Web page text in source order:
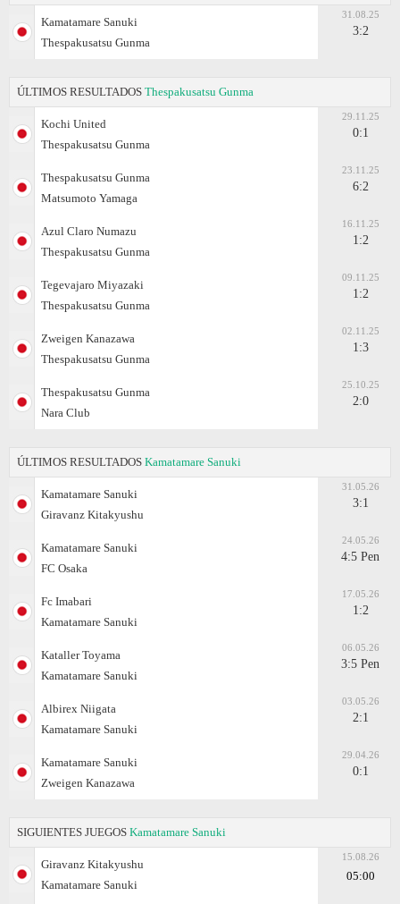
Kamatamare Sanuki
Thespakusatsu Gunma
31.08.25
3:2
ÚLTIMOS RESULTADOS Thespakusatsu Gunma
Kochi United
Thespakusatsu Gunma
29.11.25
0:1
Thespakusatsu Gunma
Matsumoto Yamaga
23.11.25
6:2
Azul Claro Numazu
Thespakusatsu Gunma
16.11.25
1:2
Tegevajaro Miyazaki
Thespakusatsu Gunma
09.11.25
1:2
Zweigen Kanazawa
Thespakusatsu Gunma
02.11.25
1:3
Thespakusatsu Gunma
Nara Club
25.10.25
2:0
ÚLTIMOS RESULTADOS Kamatamare Sanuki
Kamatamare Sanuki
Giravanz Kitakyushu
31.05.26
3:1
Kamatamare Sanuki
FC Osaka
24.05.26
4:5 Pen
Fc Imabari
Kamatamare Sanuki
17.05.26
1:2
Kataller Toyama
Kamatamare Sanuki
06.05.26
3:5 Pen
Albirex Niigata
Kamatamare Sanuki
03.05.26
2:1
Kamatamare Sanuki
Zweigen Kanazawa
29.04.26
0:1
SIGUIENTES JUEGOS Kamatamare Sanuki
Giravanz Kitakyushu
Kamatamare Sanuki
15.08.26
05:00